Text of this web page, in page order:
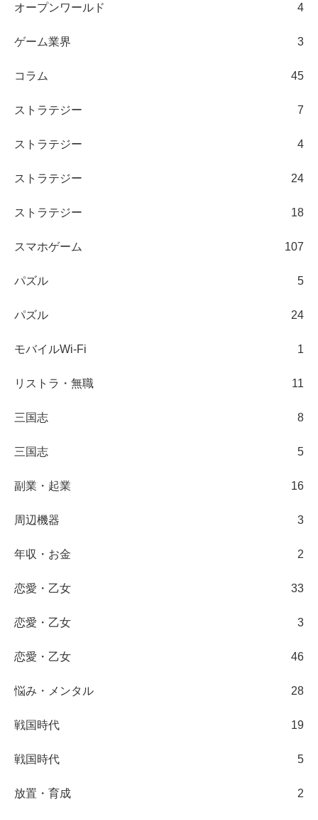
オープンワールド 4
ゲーム業界 3
コラム 45
ストラテジー 7
ストラテジー 4
ストラテジー 24
ストラテジー 18
スマホゲーム 107
パズル 5
パズル 24
モバイルWi-Fi 1
リストラ・無職 11
三国志 8
三国志 5
副業・起業 16
周辺機器 3
年収・お金 2
恋愛・乙女 33
恋愛・乙女 3
恋愛・乙女 46
悩み・メンタル 28
戦国時代 19
戦国時代 5
放置・育成 2